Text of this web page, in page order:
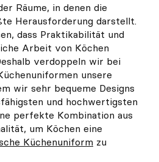
Räume, in denen die
Herausforderung darstellt.
dass Praktikabilität und
Arbeit von Köchen
verdoppeln wir bei
unsere
wir sehr bequeme Designs
und hochwertigsten
perfekte Kombination aus
um Köchen eine
Küchenuniform zu